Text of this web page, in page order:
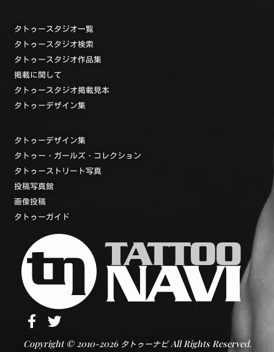
タトゥースタジオ一覧
タトゥースタジオ検索
タトゥースタジオ作品集
掲載に関して
タトゥースタジオ掲載見本
タトゥーデザイン集
タトゥーデザイン集
タトゥー・ガールズ・コレクション
タトゥーストリート写真
投稿写真館
画像投稿
タトゥーガイド
Copyright © 2010-2026 タトゥーナビAll Rights Reserved.